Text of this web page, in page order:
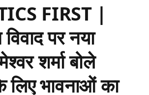
FIRST |
विवाद पर नया
शर्मा बोले
लिए भावनाओं का